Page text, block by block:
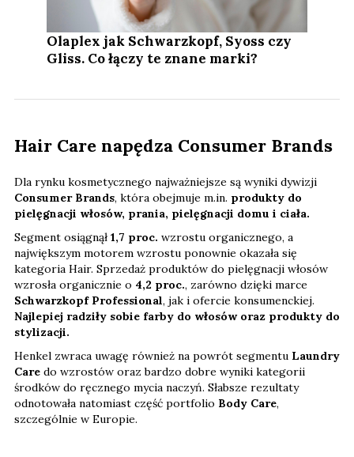
Olaplex jak Schwarzkopf, Syoss czy
Gliss. Co łączy te znane marki?
Hair Care napędza Consumer Brands
Dla rynku kosmetycznego najważniejsze są wyniki dywizji
Consumer Brands, która obejmuje m.in. produkty do
pielęgnacji włosów, prania, pielęgnacji domu i ciała.
Segment osiągnął1,7 proc. wzrostu organicznego, a
największym motorem wzrostu ponownie okazała się
kategoria Hair. Sprzedaż produktów do pielęgnacji włosów
wzrosła organicznie o 4,2 proc., zarówno dzięki marce
Schwarzkopf Professional, jak i ofercie konsumenckiej.
Najlepiej radziły sobie farby do włosów oraz produkty do
stylizacji.
Henkel zwraca uwagę również na powrót segmentu Laundry
Care do wzrostów oraz bardzo dobre wyniki kategorii
środków do ręcznego mycia naczyń. Słabsze rezultaty
odnotowała natomiast część portfolio Body Care,
szczególnie w Europie.